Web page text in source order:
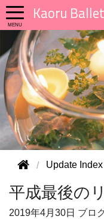
Kaoru
Update Index
平成最後の
2019年4月30日 ブロ